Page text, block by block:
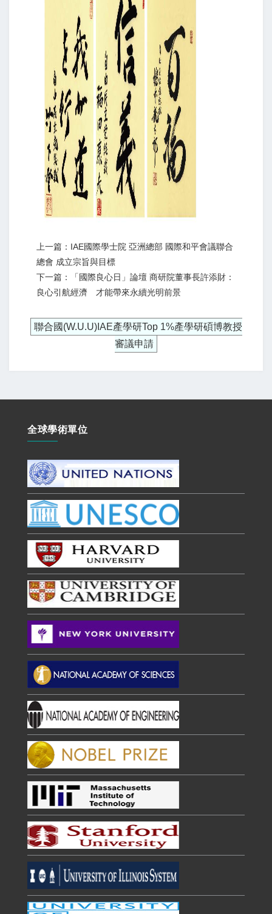
上一篇：IAE國際學士院 亞洲總部 國際和平會議聯合
總會 成立宗旨與目標
下一篇：「國際良心日」論壇 商研院董事長許添財：
良心引航經濟 才能帶來永續光明前景
聯合國(W.U.U)IAE產學研Top 1%產學研碩博教授
審議申請
全球學術單位